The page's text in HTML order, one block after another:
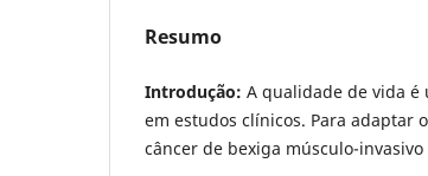
Resumo
Introdução: A qualidade de vida é
em estudos clínicos. Para adaptar
câncer de bexiga músculo-